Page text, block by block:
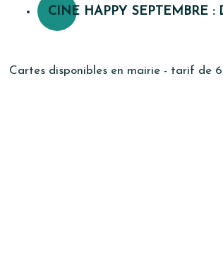
CINE HAPPY SEPTEMBRE :
Cartes disponibles en mairie - tarif de